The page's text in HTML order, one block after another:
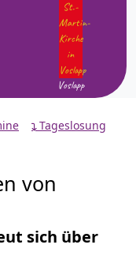
Voslapp
Tageslosung
von
sich über